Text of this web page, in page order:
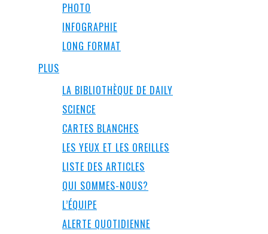
PHOTO
INFOGRAPHIE
LONG FORMAT
PLUS
LA BIBLIOTHÈQUE DE DAILY
SCIENCE
CARTES BLANCHES
LES YEUX ET LES OREILLES
LISTE DES ARTICLES
QUI SOMMES-NOUS?
L’ÉQUIPE
ALERTE QUOTIDIENNE